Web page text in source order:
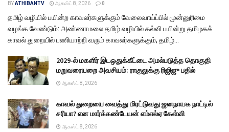
BYATHIBANTV ஆகஸ்ட் 8, 2026 0
தமிழ் வழியில் பயின்ற காவலர்களுக்கும் வேலைவாய்ப்பில் முன்னுரிமை
வழங்க வேண்டும்: அண்ணாமலை தமிழ் வழியில் கல்வி பயின்று தமிழகக்
காவல் துறையில் பணியாற்றி வரும் காவலர்களுக்கும், தமிழ்...
2029-ல் மகளிர் இடஒதுக்கீட்டை அமல்படுத்த தொகுதி
மறுவரையறை அவசியம்: ராகுலுக்கு ரிஜிஜு பதில்
ஆகஸ்ட் 8, 2026
காவல் துறையை வைத்து மிரட்டுவது ஜனநாயக நாட்டில்
சரியா? என மார்க்கண்டேயன் எம்எல்ஏ கேள்வி
ஆகஸ்ட் 8, 2026